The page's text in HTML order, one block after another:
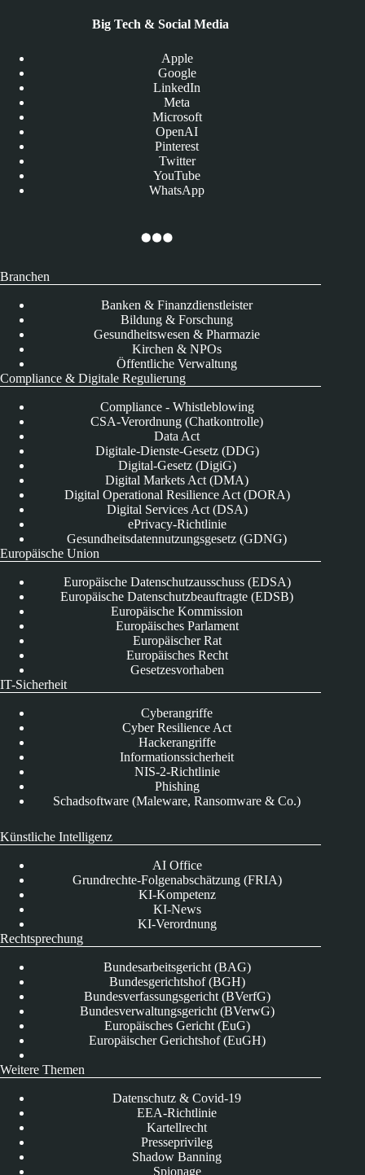
Big Tech & Social Media
Apple
Google
LinkedIn
Meta
Microsoft
OpenAI
Pinterest
Twitter
YouTube
WhatsApp
Branchen
Banken & Finanzdienstleister
Bildung & Forschung
Gesundheitswesen & Pharmazie
Kirchen & NPOs
Öffentliche Verwaltung
Compliance & Digitale Regulierung
Compliance - Whistleblowing
CSA-Verordnung (Chatkontrolle)
Data Act
Digitale-Dienste-Gesetz (DDG)
Digital-Gesetz (DigiG)
Digital Markets Act (DMA)
Digital Operational Resilience Act (DORA)
Digital Services Act (DSA)
ePrivacy-Richtlinie
Gesundheitsdatennutzungsgesetz (GDNG)
Europäische Union
Europäische Datenschutzausschuss (EDSA)
Europäische Datenschutzbeauftragte (EDSB)
Europäische Kommission
Europäisches Parlament
Europäischer Rat
Europäisches Recht
Gesetzesvorhaben
IT-Sicherheit
Cyberangriffe
Cyber Resilience Act
Hackerangriffe
Informationssicherheit
NIS-2-Richtlinie
Phishing
Schadsoftware (Maleware, Ransomware & Co.)
Künstliche Intelligenz
AI Office
Grundrechte-Folgenabschätzung (FRIA)
KI-Kompetenz
KI-News
KI-Verordnung
Rechtsprechung
Bundesarbeitsgericht (BAG)
Bundesgerichtshof (BGH)
Bundesverfassungsgericht (BVerfG)
Bundesverwaltungsgericht (BVerwG)
Europäisches Gericht (EuG)
Europäischer Gerichtshof (EuGH)
Weitere Themen
Datenschutz & Covid-19
EEA-Richtlinie
Kartellrecht
Presseprivileg
Shadow Banning
Spionage